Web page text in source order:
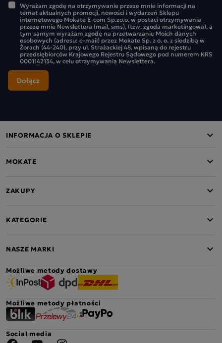
Wyrażam zgodę na otrzymywanie przeze mnie informacji na
temat aktualnych promocji, nowości i wydarzeń Sklepu
internetowego Mokate E-com Sp.zo.o. w postaci otrzymywania
przeze mnie Newslettera (mail, sms), (tzw. zgoda marketingowa), a
tym samym wyrażam zgodę na przetwarzanie Moich danych
osobowych (adresu: e-mail) przez Mokate Sp. z o. o. z siedzibą w
Żorach (44-240), przy ul. Strażackiej 48, wpisaną do rejestru
przedsiębiorców Krajowego Rejestru Sądowego pod numerem KRS
0001142134, w celu otrzymywania Newslettera.
INFORMACJA O SKLEPIE
MOKATE
ZAKUPY
KATEGORIE
NASZE MARKI
Możliwe metody dostawy
Możliwe metody płatności
Social media